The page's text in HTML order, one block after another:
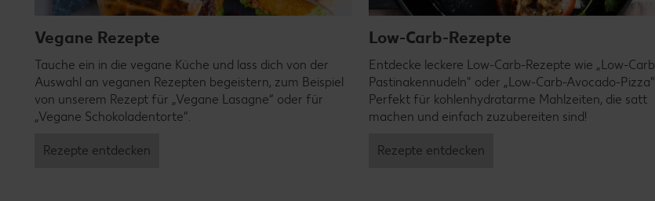
Vegane Rezepte
Tauche ein in die vegane Küche und lass dich von der
Auswahl an veganen Rezepten begeistern, zum Beispiel
von unserem Rezept für „Vegane Lasagne“ oder für
„Vegane Schokoladentorte“.
Rezepte entdecken
Low-Carb-Rezepte
Entdecke leckere Low-Carb-Rezepte wie „Low-
Pastinakennudeln" oder „Low-Carb-Avocado-
Perfekt für kohlenhydratarme Mahlzeiten, die satt
machen und einfach zuzubereiten sind!
Rezepte entdecken